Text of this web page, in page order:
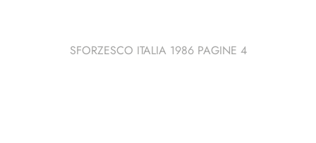
SFORZESCO ITALIA 1986 PAGINE 4